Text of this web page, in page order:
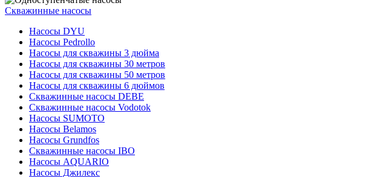
Скважинные насосы
Насосы DYU
Насосы Pedrollo
Насосы для скважины 3 дюйма
Насосы для скважины 30 метров
Насосы для скважины 50 метров
Насосы для скважины 6 дюймов
Скважинные насосы DEBE
Скважинные насосы Vodotok
Насосы SUMOTO
Насосы Belamos
Насосы Grundfos
Скважинные насосы IBO
Насосы AQUARIO
Насосы Джилекс